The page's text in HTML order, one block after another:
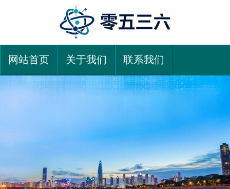
网站首页 关于我们 联系我们